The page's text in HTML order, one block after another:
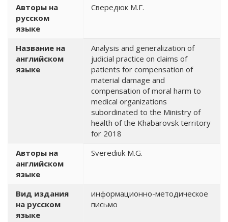
Авторы на
русском
языке
Свередюк М.Г.
Название на
английском
языке
Analysis and generalization of
judicial practice on claims of
patients for compensation of
material damage and
compensation of moral harm to
medical organizations
subordinated to the Ministry of
health of the Khabarovsk territory
for 2018
Авторы на
английском
языке
Sverediuk M.G.
Вид издания
на русском
языке
информационно-методическое
письмо